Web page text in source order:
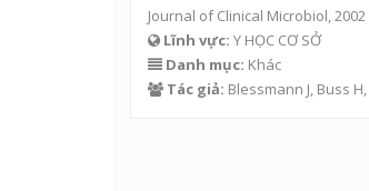
Journal of Clinical Microbiol, 2002
Lĩnh vực: Y HỌC CƠ SỞ
Danh mục: Khác
Tác giả: Blessmann J, Buss H,